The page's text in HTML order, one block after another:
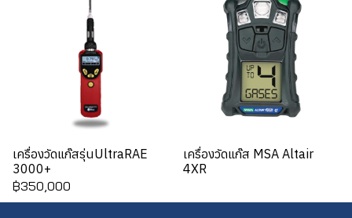
เครื่องวัดแก๊สรุ่นUltraRAE
3000+
฿350,000
เครื่องวัดแก๊ส MSA Altair
4XR